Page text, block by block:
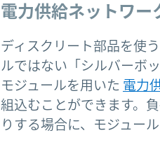
電力供給ネットワー
ディスクリート部品を使
ルではない「シルバーボ
モジュールを用いた 電力
組込むことができます。
りする場合に、モジュー